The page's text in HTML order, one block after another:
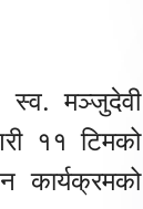
स्व.मञ्जुदेवी
११ टिमको
कार्यक्रमको